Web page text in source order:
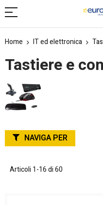
Home IT ed elettronica
Tastiere e
Articoli 1-16di60
NAVIGA PER